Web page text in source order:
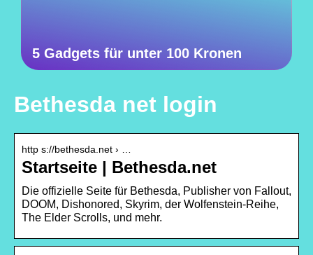
5 Gadgets für unter 100 Kronen
Bethesda net login
http s://bethesda.net › …
Startseite | Bethesda.net
Die offizielle Seite für Bethesda, Publisher von Fallout,
DOOM, Dishonored, Skyrim, der Wolfenstein-Reihe,
The Elder Scrolls, und mehr.